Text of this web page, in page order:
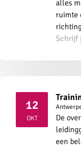
alles
ruimte
Schrijf
12
OKT2026
De
een